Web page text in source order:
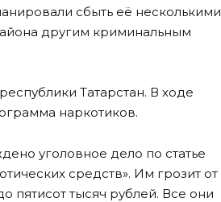
сбыть её несколькими
другим криминальным
Татарстан. В ходе
наркотиков.
уголовное дело по статье
средств». Им грозит от
пятисот тысяч рублей. Все они